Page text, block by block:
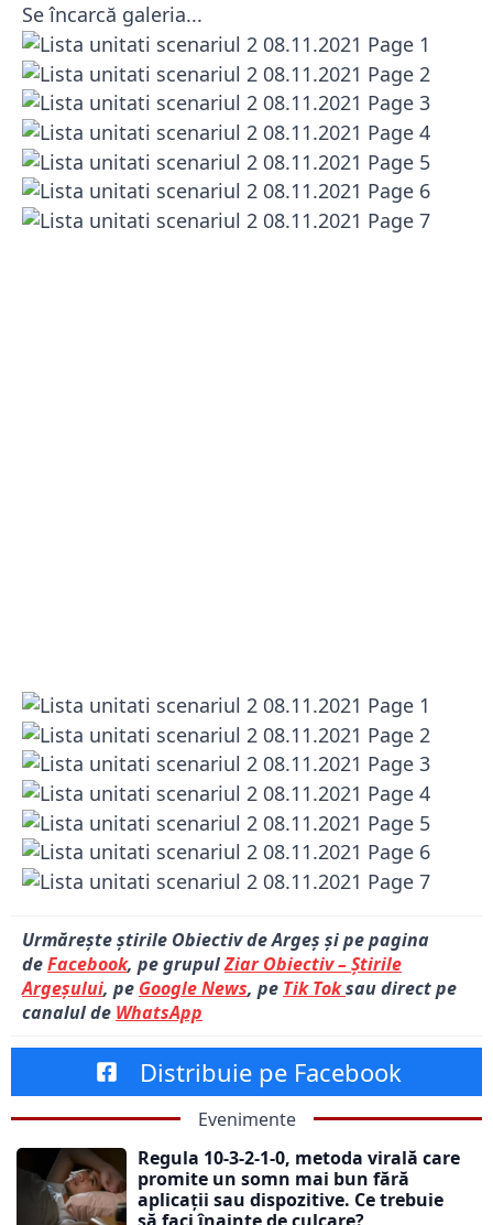
Se încarcă galeria...
Urmărește știrile Obiectiv de Argeș și pe pagina
deFacebook, pe grupulZiar Obiectiv – Știrile
Argeșului, pe Google News, pe Tik Toksau direct pe
canalul de WhatsApp
Distribuie pe Facebook
Evenimente
Regula 10-3-2-1-0, metoda virală care
promite un somn mai bun fără
aplicații sau dispozitive. Ce trebuie